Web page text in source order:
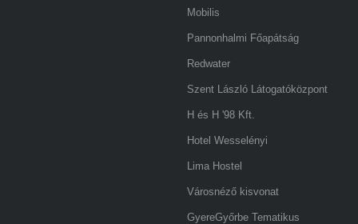
Mobilis
Pannonhalmi Főapátság
Redwater
Szent László Látogatóközpont
H és H '98 Kft.
Hotel Wesselényi
Lima Hostel
Városnéző kisvonat
GyereGyőrbe Tematikus